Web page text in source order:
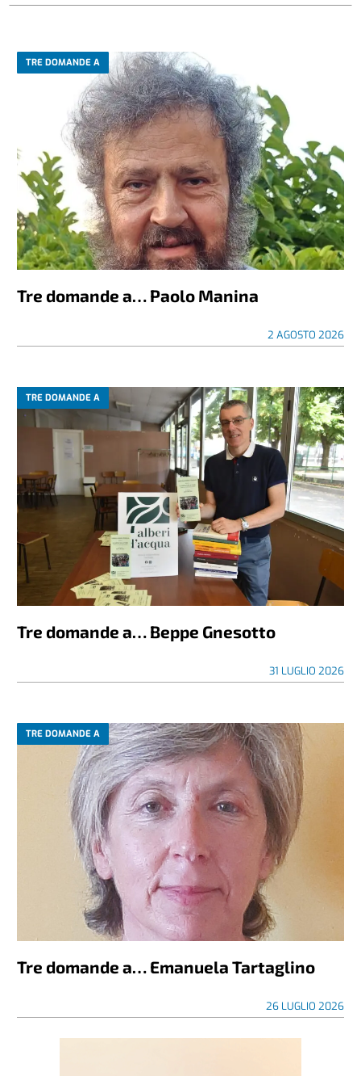
TRE DOMANDE A
Tre domande a… Paolo Manina
2 AGOSTO 2026
TRE DOMANDE A
Tre domande a… Beppe Gnesotto
31 LUGLIO 2026
TRE DOMANDE A
Tre domande a… Emanuela Tartaglino
26 LUGLIO 2026